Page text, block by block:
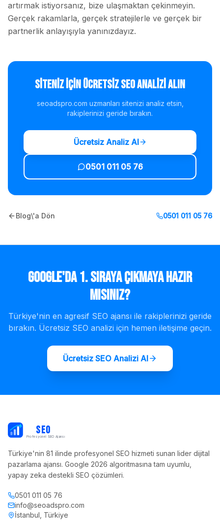
artırmak istiyorsanız, bize ulaşmaktan çekinmeyin.
Gerçek rakamlarla, gerçek stratejilerle ve gerçek bir
partnerlik anlayışıyla yanınızdayız.
Siteniz İçin Ücretsiz SEO Analizi Alın
seoadspro.com uzmanları sitenizi analiz etsin,
rakiplerinizi geride bırakın.
Ücretsiz Analiz Al
0501 011 05 76
Blog\'a Dön 0501 011 05 76
Google'da 1. Sıraya Çıkmaya Hazır
mısınız?
Türkiye'nin en agresif SEO ajansı ile rakiplerinizi geride
bırakın. Ücretsiz SEO analizi için hemen iletişime geçin.
Ücretsiz SEO Analizi Al
SEO
Profesyonel SEO Ajansı
Türkiye'nin 81 ilinde profesyonel SEO hizmeti sunan lider dijital
pazarlama ajansı. Google 2026 algoritmasına tam uyumlu,
yapay zeka destekli SEO çözümleri.
0501 011 05 76
info@seoadspro.com
İstanbul, Türkiye